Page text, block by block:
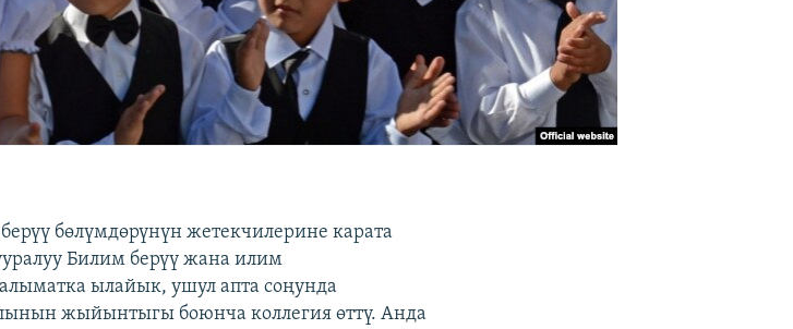
бөлүмдөрүнүн жетекчилерине карата
Билим берүү жана илим
ылайык, ушул апта соңунда
жыйынтыгы боюнча коллегия өттү. Анда